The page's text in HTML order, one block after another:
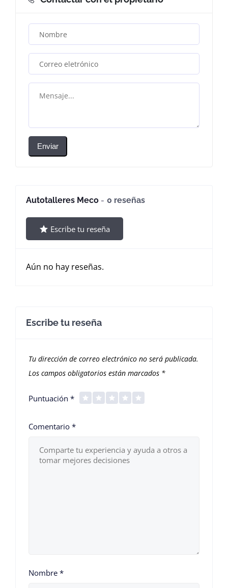
Enviar
Autotalleres Meco 0 reseñas
Escribe tu reseña
Aún no hay reseñas.
Escribe tu reseña
Tu dirección de correo electrónico no será publicada.
Los campos obligatorios están marcados *
Puntuación *
Comentario *
Nombre *